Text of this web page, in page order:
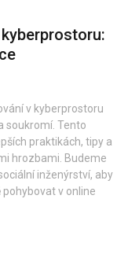
v kyberprostoru
soukromí. Tento
praktikách, tipy a
hrozbami. Budeme
inženýrství, aby
v online